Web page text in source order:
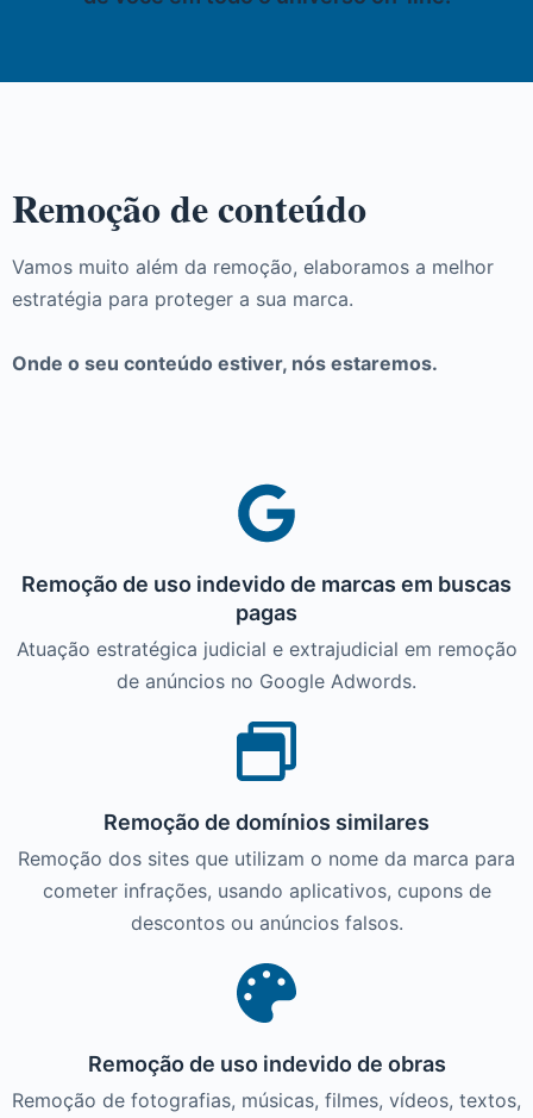
Remoção de conteúdo
Vamos muito além da remoção, elaboramos a melhor
estratégia para proteger a sua marca.
Onde o seu conteúdo estiver, nós estaremos.
Remoção de uso indevido de marcas em buscas
pagas
Atuação estratégica judicial e extrajudicial em remoção
de anúncios no Google Adwords.
Remoção de domínios similares
Remoção dos sites que utilizam o nome da marca para
cometer infrações, usando aplicativos, cupons de
descontos ou anúncios falsos.
Remoção de uso indevido de obras
Remoção de fotografias, músicas, filmes, vídeos, textos,